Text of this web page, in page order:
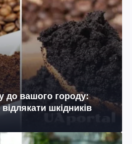
до вашого городу:
шкідників